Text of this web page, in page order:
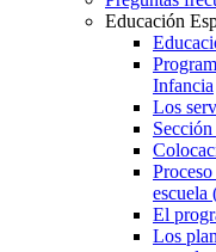
Educación
Infancia
Los
El
Los